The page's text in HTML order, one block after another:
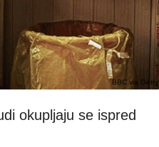
BBC via Getty
okupljaju se ispred